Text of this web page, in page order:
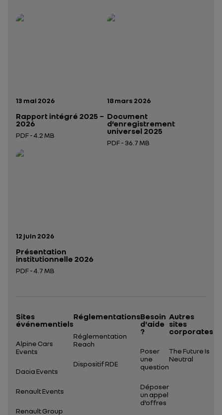
Date de publication:
13 mai 2026
Rapport intégré 2025 –
2026
PDF - 4.2 MB
Ouverture dans un nouvel onglet
Rapport intégré 2025 – 2026— données structurées (JSON)
Date de publication:
18 mars 2026
Document
d’enregistrement
universel 2025
PDF - 36.7 MB
Date de publication:
12 juin 2026
Présentation
institutionnelle 2026
PDF - 4.7 MB
Présentation institutionnelle 2026
Sites
événementiels
Alpine Cars
Events
Dacia Events
Renault Events
Renault Group
Réglementations
Réglementation
Reach
Dispositif RDE
Besoin
d'aide
?
Poser
une
question
Déposer
un appel
d’offres
Autres
sites
corporates
The Future Is
Neutral